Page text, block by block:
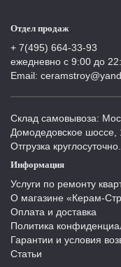
Отдел продаж
+ 7(495) 664-33-93
ежедневно с 9:00 до
Email:
Склад самовывоза:
Домодедовское шоссе,
Отгрузка круглосуточно.
Информация
Услуги по ремонту
О магазине «Керам-
Оплата и доставка
Политика
Гарантии и условия
Статьи